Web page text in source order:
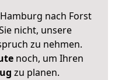
nach Forst
nicht, unsere
zu nehmen.
noch, um Ihren
zu planen.